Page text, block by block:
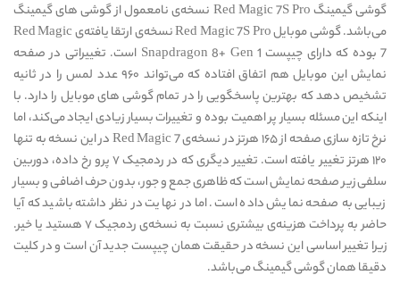
گوشی گیمینگ Red Magic 7S Pro نسخه‌ی نامعمول از گوشی های گیمینگ
می‌باشد. گوشی موبایل Red Magic 7S Pro نسخه‌ی ارتقا یافته‌ی Red Magic
7 بوده که دارای چیپست Snapdragon 8+ Gen 1 است. تغییراتی در صفحه
نمایش این موبایل هم اتفاق افتاده که می‌تواند ۹۶۰ عدد لمس را در ثانیه
تشخیص دهد که بهترین پاسخگویی را در تمام گوشی های موبایل را دارد. با
اینکه این مسئله بسیار پر اهمیت بوده و تغییرات بسیار زیادی ایجاد می‌کند، اما
نرخ تازه سازی صفحه از ۱۶۵ هرتز در نسخه‌ی Red Magic 7 در این نسخه به تنها
۱۲۰ هرتز تغییر یافته است. تغییر دیگری که در ردمجیک ۷ پرو رخ داده، دوربین
سلفی زیر صفحه نمایش است که ظاهری جمع و جور، بدون حرف اضافی و بسیار
زیبایی به صفحه نمایش داده است. اما در نهایت در نظر داشته باشید که آیا
حاضر به پرداخت هزینه‌ی بیشتری نسبت به نسخه‌ی ردمجیک ۷ هستید یا خیر.
زیرا تغییر اساسی این نسخه در حقیقت همان چیپست جدید آن است و در کلیت
دقیقا همان گوشی گیمینگ می‌باشد.